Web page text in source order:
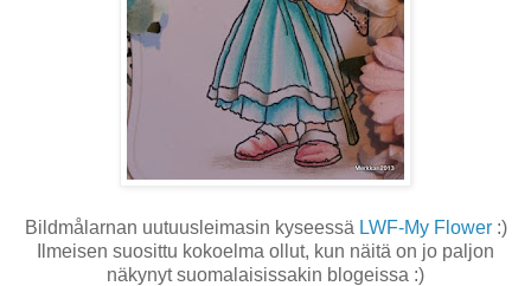
Bildmålarnan uutuusleimasin kyseessä LWF-My Flower:)
Ilmeisen suosittu kokoelma ollut, kun näitä on jo paljon
näkynyt suomalaisissakin blogeissa :)